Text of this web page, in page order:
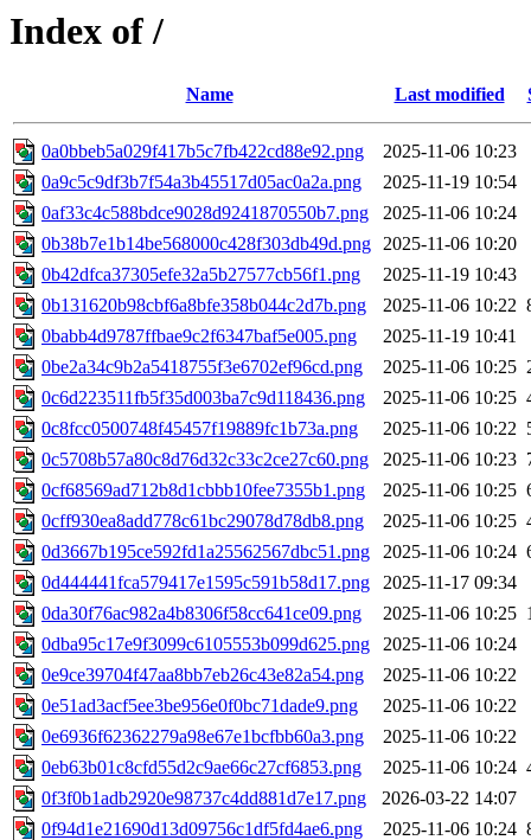
Index of /
Name Last modified
0a0bbeb5a029f417b5c7fb422cd88e92.png
2025-11-06 10:23
0a9c5c9df3b7f54a3b45517d05ac0a2a.png
2025-11-19 10:54
0af33c4c588bdce9028d9241870550b7.png
2025-11-06 10:24
0b38b7e1b14be568000c428f303db49d.png 2025-11-06 10:20
0b42dfca37305efe32a5b27577cb56f1.png
2025-11-19 10:43
0b131620b98cbf6a8bfe358b044c2d7b.png
2025-11-06 10:22
0babb4d9787ffbae9c2f6347baf5e005.png
2025-11-19 10:41
0be2a34c9b2a5418755f3e6702ef96cd.png
2025-11-06 10:25
0c6d223511fb5f35d003ba7c9d118436.png
2025-11-06 10:25
0c8fcc0500748f45457f19889fc1b73a.png
2025-11-06 10:22
0c5708b57a80c8d76d32c33c2ce27c60.png
2025-11-06 10:23
0cf68569ad712b8d1cbbb10fee7355b1.png
2025-11-06 10:25
0cff930ea8add778c61bc29078d78db8.png
2025-11-06 10:25
0d3667b195ce592fd1a25562567dbc51.png
2025-11-06 10:24
0d444441fca579417e1595c591b58d17.png
2025-11-17 09:34
0da30f76ac982a4b8306f58cc641ce09.png
2025-11-06 10:25
0dba95c17e9f3099c6105553b099d625.png
2025-11-06 10:24
0e9ce39704f47aa8bb7eb26c43e82a54.png
2025-11-06 10:22
0e51ad3acf5ee3be956e0f0bc71dade9.png
2025-11-06 10:22
0e6936f62362279a98e67e1bcfbb60a3.png
2025-11-06 10:22
0eb63b01c8cfd55d2c9ae66c27cf6853.png
2025-11-06 10:24
0f3f0b1adb2920e98737c4dd881d7e17.png
2026-03-22 14:07
0f94d1e21690d13d09756c1df5fd4ae6.png
2025-11-06 10:24